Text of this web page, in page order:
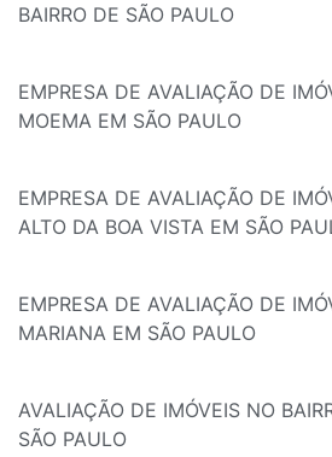
BAIRRO DE SÃO PAULO
EMPRESA DE AVALIAÇÃO DE
MOEMA EM SÃO PAULO
EMPRESA DE AVALIAÇÃO DE
ALTO DA BOA VISTA EM SÃO
EMPRESA DE AVALIAÇÃO DE
MARIANA EM SÃO PAULO
AVALIAÇÃO DE IMÓVEIS NO
SÃO PAULO